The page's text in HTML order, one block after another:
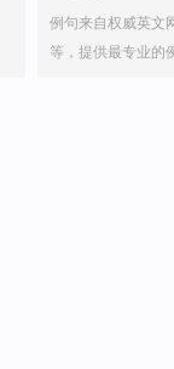
例句来自权威英文
等，提供最专业的